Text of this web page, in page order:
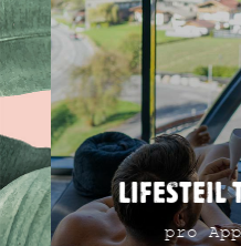
LIFESTEIL
pro